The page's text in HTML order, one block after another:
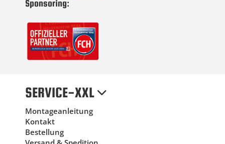
Sponsoring:
SERVICE-XXL
Montageanleitung
Kontakt
Bestellung